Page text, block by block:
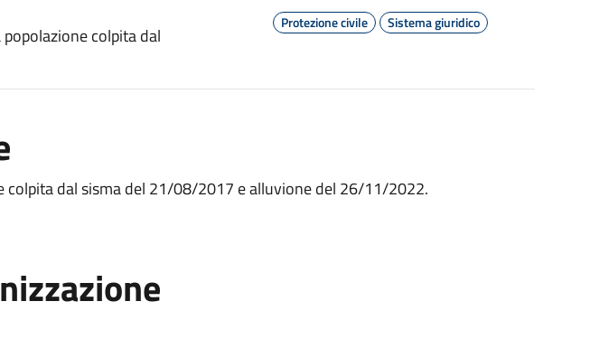
colpita dal
Protezione civile
Sistema giuridico
colpita dal sisma del 21/08/2017 e alluvione del 26/11/2022.